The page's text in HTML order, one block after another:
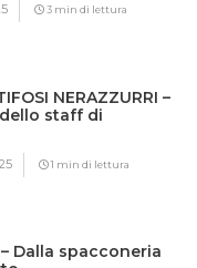
3 min di lettura
NERAZZURRI –
staff di
1 min di lettura
– Dalla spacconeria